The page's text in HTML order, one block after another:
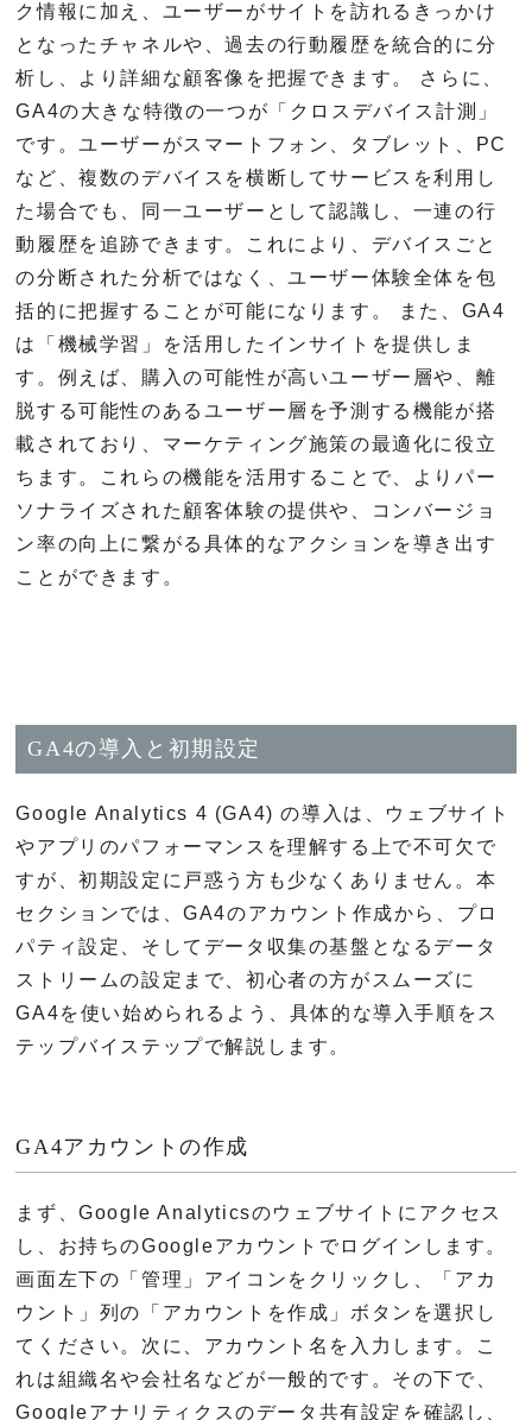
ク情報に加え、ユーザーがサイトを訪れるきっかけ
となったチャネルや、過去の行動履歴を統合的に分
析し、より詳細な顧客像を把握できます。 さらに、
GA4の大きな特徴の一つが「クロスデバイス計測」
です。ユーザーがスマートフォン、タブレット、PC
など、複数のデバイスを横断してサービスを利用し
た場合でも、同一ユーザーとして認識し、一連の行
動履歴を追跡できます。これにより、デバイスごと
の分断された分析ではなく、ユーザー体験全体を包
括的に把握することが可能になります。 また、GA4
は「機械学習」を活用したインサイトを提供しま
す。例えば、購入の可能性が高いユーザー層や、離
脱する可能性のあるユーザー層を予測する機能が搭
載されており、マーケティング施策の最適化に役立
ちます。これらの機能を活用することで、よりパー
ソナライズされた顧客体験の提供や、コンバージョ
ン率の向上に繋がる具体的なアクションを導き出す
ことができます。
GA4の導入と初期設定
Google Analytics 4 (GA4) の導入は、ウェブサイト
やアプリのパフォーマンスを理解する上で不可欠で
すが、初期設定に戸惑う方も少なくありません。本
セクションでは、GA4のアカウント作成から、プロ
パティ設定、そしてデータ収集の基盤となるデータ
ストリームの設定まで、初心者の方がスムーズに
GA4を使い始められるよう、具体的な導入手順をス
テップバイステップで解説します。
GA4アカウントの作成
まず、Google Analyticsのウェブサイトにアクセス
し、お持ちのGoogleアカウントでログインします。
画面左下の「管理」アイコンをクリックし、「アカ
ウント」列の「アカウントを作成」ボタンを選択し
てください。次に、アカウント名を入力します。こ
れは組織名や会社名などが一般的です。その下で、
Googleアナリティクスのデータ共有設定を確認し、